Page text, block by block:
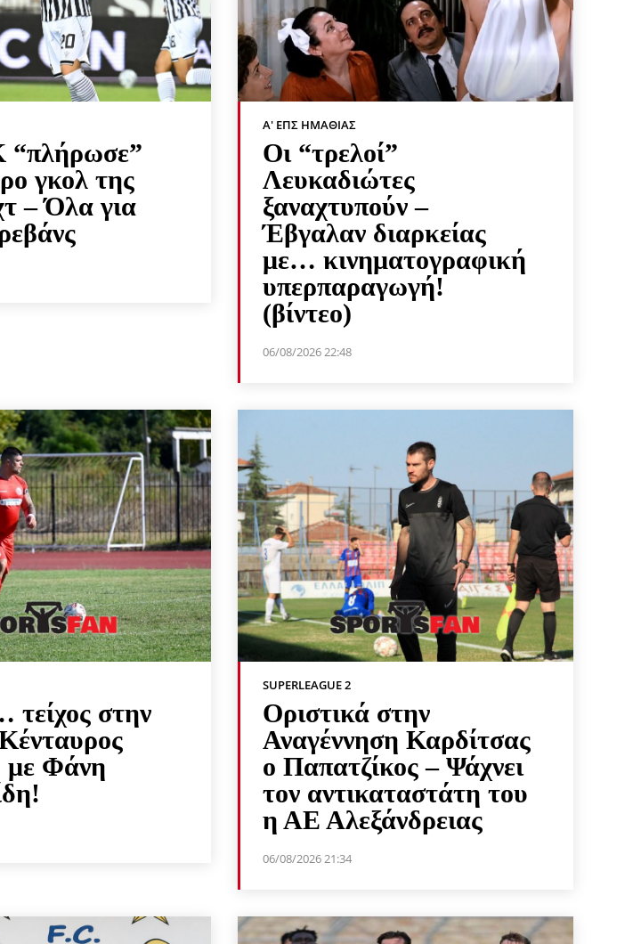
γκολ της
– Όλα για
Α' ΕΠΣ ΗΜΑΘΊΑΣ
Οι “τρελοί”
Λευκαδιώτες
ξαναχτυπούν –
Έβγαλαν διαρκείας
με… κινηματογραφική
υπερπαραγωγή!
(βίντεο)
06/08/2026 22:48
στην
με Φάνη
SUPERLEAGUE 2
Οριστικά στην
Αναγέννηση Καρδίτσας
ο Παπατζίκος – Ψάχνει
τον αντικαταστάτη του
η ΑΕ Αλεξάνδρειας
06/08/2026 21:34